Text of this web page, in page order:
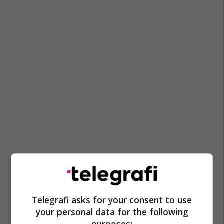
Telegrafi asks for your consent to use
your personal data for the following